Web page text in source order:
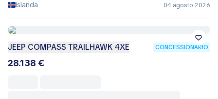
Islanda
04 agosto 2026
JEEP COMPASS TRAILHAWK 4XE CONCESSIONARIO
28.138 €